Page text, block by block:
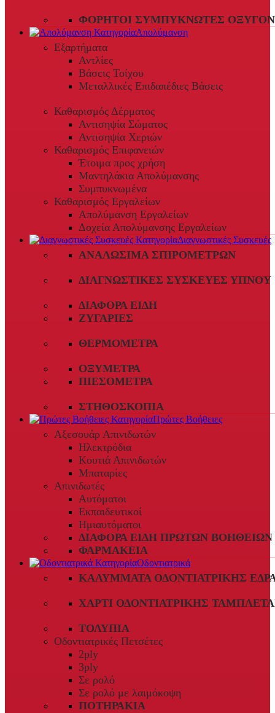
ΦΟΡΗΤΟΊ ΣΥΜΠΥΚΝΩΤΈΣ
Απολύμανση
Εξαρτήματα
Αντλίες
Βάσεις Τοίχου
Μεταλλικές Επιδαπέδιες Βάσεις
Καθαρισμός Δέρματος
Αντισηψία Σώματος
Αντισηψία Χεριών
Καθαρισμός Επιφανειών
Έτοιμα προς χρήση
Μαντηλάκια Απολύμανσης
Συμπυκνωμένα
Καθαρισμός Εργαλείων
Απολύμανση Εργαλείων
Δοχεία Απολύμανσης Εργαλείων
Διαγνωστικές Συσκευές
ΑΝΑΛΏΣΙΜΑ ΣΠΙΡΟΜΈΤΡΩΝ
ΔΙΑΓΝΩΣΤΙΚΈΣ ΣΥΣΚΕΥΈΣ ΎΠΝΟΥ
ΔΙΆΦΟΡΑ ΕΊΔΗ
ΖΥΓΑΡΙΈΣ
ΘΕΡΜΌΜΕΤΡΑ
ΟΞΎΜΕΤΡΑ
ΠΙΕΣΌΜΕΤΡΑ
ΣΤΗΘΟΣΚΌΠΙΑ
Πρώτες Βοήθειες
Αξεσουάρ Απινιδωτών
Ηλεκτρόδια
Κουτιά Απινιδωτών
Μπαταρίες
Απινιδωτές
Αυτόματοι
Εκπαιδευτικοί
Ημιαυτόματοι
ΔΙΆΦΟΡΑ ΕΊΔΗ ΠΡΏΤΩΝ ΒΟΗΘΕΙΏΝ
ΦΑΡΜΑΚΕΊΑ
Οδοντιατρικά
ΚΑΛΎΜΜΑΤΑ ΟΔΟΝΤΙΑΤΡΙΚΉΣ
ΧΑΡΤΊ ΟΔΟΝΤΙΑΤΡΙΚΉΣ
ΤΟΛΎΠΙΑ
Οδοντιατρικές Πετσέτες
2ply
3ply
Σε ρολό
Σε ρολό με λαιμόκοψη
ΠΟΤΗΡΆΚΙΑ